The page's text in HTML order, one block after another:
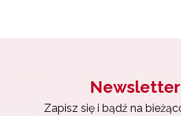
Newsletter
Zapisz się i bądź na